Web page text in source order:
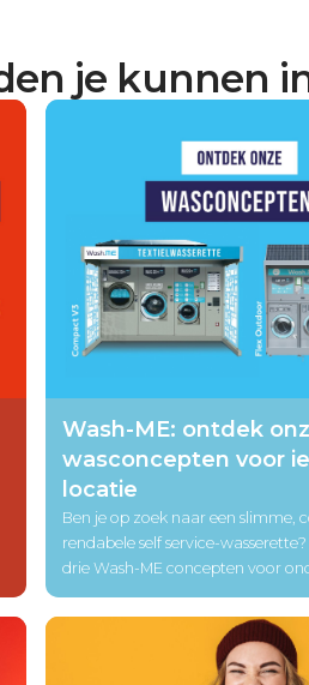
je kunnen
Wash-ME: ontdek
wasconcepten voor
locatie
Ben je op zoek naar een slimme,
rendabele self service-
drie Wash-ME concepten voor
model is ontworpen met het oog
gebruiksgemak,